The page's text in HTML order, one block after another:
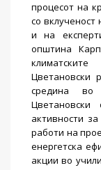
процесот на
со вклученост
и на
општина
Цветановски
средина во
активности
работи на
енергетска
акции во